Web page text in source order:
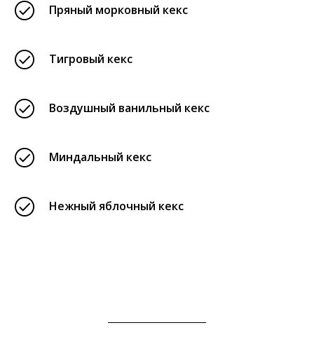
Пряный морковный кекс
Тигровый кекс
Воздушный ванильный кекс
Миндальный кекс
Нежный яблочный кекс